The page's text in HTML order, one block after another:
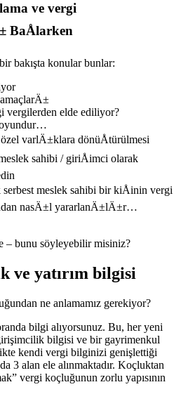
ve vergi
BaÅlarken
bakışta konular bunlar:
vergilerden elde ediliyor?
oyundur…
varlÄ±klara dönüÅtürülmesi
sahibi / giriÅimci olarak
meslek sahibi bir kiÅinin vergi
nasÄ±l yararlanÄ±lÄ±r…
– bunu söyleyebilir misiniz?
ve yatırım bilgisi
ne anlamamız gerekiyor?
bilgi alıyorsunuz. Bu, her yeni
bilgisi ve bir gayrimenkul
kendi vergi bilginizi genişlettiği
3 alan ele alınmaktadır. Koçluktan
vergi koçluğunun zorlu yapısının